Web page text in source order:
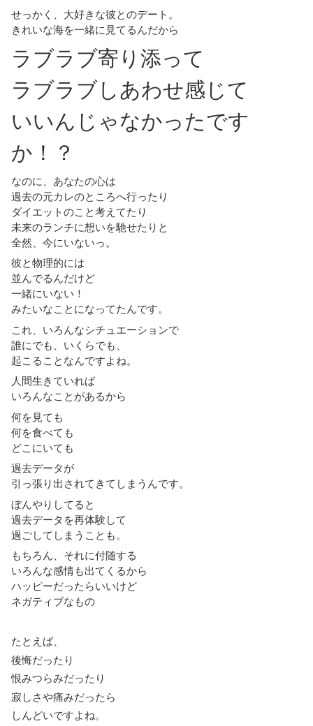
せっかく、大好きな彼とのデート。
きれいな海を一緒に見てるんだから
ラブラブ寄り添って
ラブラブしあわせ感じて
いいんじゃなかったです
か！？
なのに、あなたの心は
過去の元カレのところへ行ったり
ダイエットのこと考えてたり
未来のランチに想いを馳せたりと
全然、今にいないっ。
彼と物理的には
並んでるんだけど
一緒にいない！
みたいなことになってたんです。
これ、いろんなシチュエーションで
誰にでも、いくらでも、
起こることなんですよね。
人間生きていれば
いろんなことがあるから
何を見ても
何を食べても
どこにいても
過去データが
引っ張り出されてきてしまうんです。
ぼんやりしてると
過去データを再体験して
過ごしてしまうことも。
もちろん、それに付随する
いろんな感情も出てくるから
ハッピーだったらいいけど
ネガティブなもの
たとえば、
後悔だったり
恨みつらみだったり
寂しさや痛みだったら
しんどいですよね。